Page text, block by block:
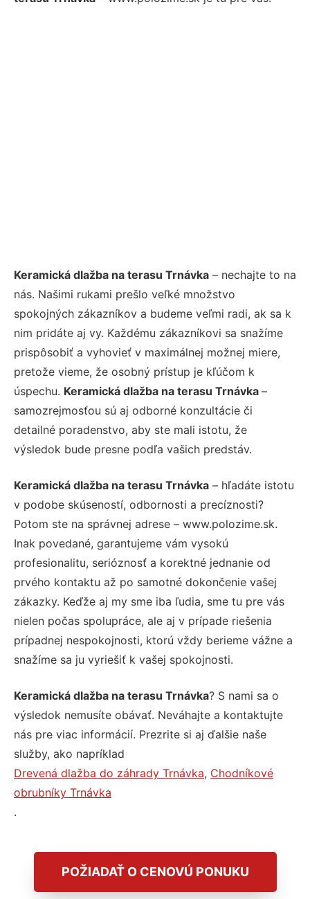
Keramická dlažba na terasu Trnávka – nechajte to na
nás. Našimi rukami prešlo veľké množstvo
spokojných zákazníkov a budeme veľmi radi, ak sa k
nim pridáte aj vy. Každému zákazníkovi sa snažíme
prispôsobiť a vyhovieť v maximálnej možnej miere,
pretože vieme, že osobný prístup je kľúčom k
úspechu. Keramická dlažba na terasu Trnávka –
samozrejmosťou sú aj odborné konzultácie či
detailné poradenstvo, aby ste mali istotu, že
výsledok bude presne podľa vašich predstáv.
Keramická dlažba na terasu Trnávka – hľadáte istotu
v podobe skúseností, odbornosti a precíznosti?
Potom ste na správnej adrese – www.polozime.sk.
Inak povedané, garantujeme vám vysokú
profesionalitu, serióznosť a korektné jednanie od
prvého kontaktu až po samotné dokončenie vašej
zákazky. Keďže aj my sme iba ľudia, sme tu pre vás
nielen počas spolupráce, ale aj v prípade riešenia
prípadnej nespokojnosti, ktorú vždy berieme vážne a
snažíme sa ju vyriešiť k vašej spokojnosti.
Keramická dlažba na terasu Trnávka? S nami sa o
výsledok nemusíte obávať. Neváhajte a kontaktujte
nás pre viac informácií. Prezrite si aj ďalšie naše
služby, ako napríklad
Drevená dlažba do záhrady Trnávka, Chodníkové
obrubníky Trnávka
.
POŽIADAŤ O CENOVÚ PONUKU